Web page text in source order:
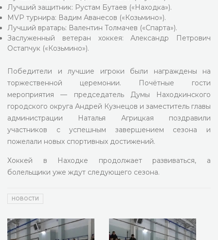
Лучший защитник: Рустам Бутаев («Находка»).
MVP турнира: Вадим Аванесов («Козьмино»).
Лучший вратарь: Валентин Толмачев («Спарта»).
Заслуженный ветеран хоккея: Александр Петрович
Остапчук («Козьмино»).
Победители и лучшие игроки были награждены на
торжественной церемонии. Почётные гости
мероприятия — председатель Думы Находкинского
городского округа Андрей Кузнецов и заместитель главы
администрации Наталья Агрицкая поздравили
участников с успешным завершением сезона и
пожелали новых спортивных достижений.
Хоккей в Находке продолжает развиваться, а
болельщики уже ждут следующего сезона.
НОВОСТИ